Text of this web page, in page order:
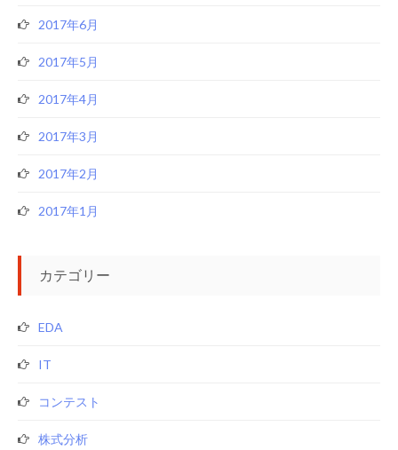
2017年6月
2017年5月
2017年4月
2017年3月
2017年2月
2017年1月
カテゴリー
EDA
IT
コンテスト
株式分析